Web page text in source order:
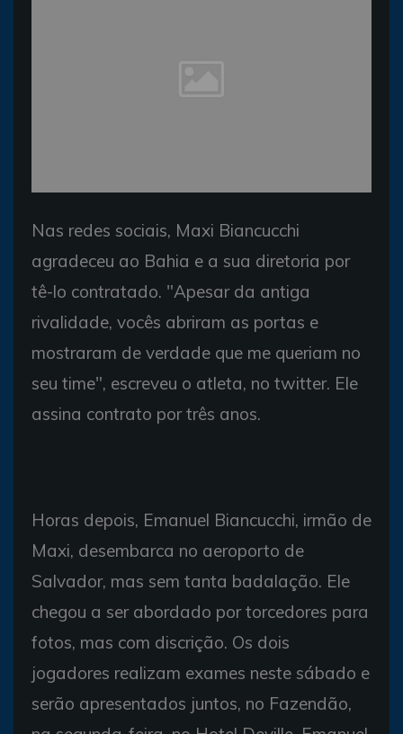
Nas redes sociais, Maxi Biancucchi
agradeceu ao Bahia e a sua diretoria por
tê-lo contratado. "Apesar da antiga
rivalidade, vocês abriram as portas e
mostraram de verdade que me queriam no
seu time", escreveu o atleta, no twitter. Ele
assina contrato por três anos.
Horas depois, Emanuel Biancucchi, irmão de
Maxi, desembarca no aeroporto de
Salvador, mas sem tanta badalação. Ele
chegou a ser abordado por torcedores para
fotos, mas com discrição. Os dois
jogadores realizam exames neste sábado e
serão apresentados juntos, no Fazendão,